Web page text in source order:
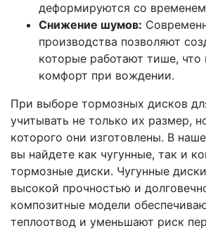
деформируются со
Снижение шумов:
производства позволяют
которые работают тише, что
комфорт при вождении.
При выборе тормозных дисков
учитывать не только их размер,
которого они изготовлены. В
вы найдете как чугунные, так и
тормозные диски. Чугунные
высокой прочностью и
композитные модели
теплоотвод и уменьшают риск